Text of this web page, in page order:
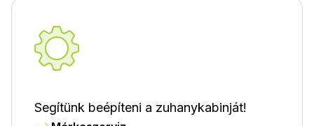
Segítünk beépíteni a zuhanykabinját!